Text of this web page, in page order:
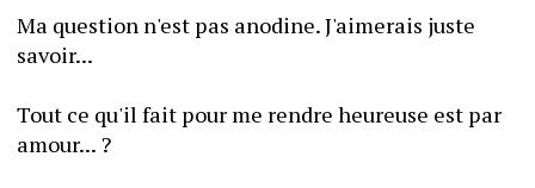
Ma question n'est pas anodine. J'aimerais juste
savoir...
Tout ce qu'il fait pour me rendre heureuse est par
amour... ?